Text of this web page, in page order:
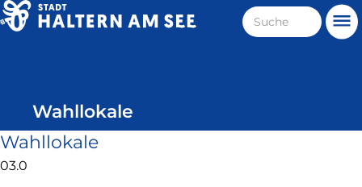
Direkt
zum
Suche
Wahllokale
Wahllokale
03.0